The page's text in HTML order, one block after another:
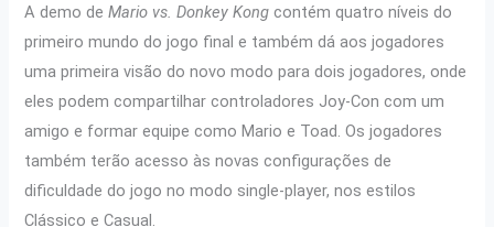
A demo deMario vs. Donkey Kong contém quatro níveis do
primeiro mundo do jogo final e também dá aos jogadores
uma primeira visão do novo modo para dois jogadores, onde
eles podem compartilhar controladores Joy-Con com um
amigo e formar equipe como Mario e Toad. Os jogadores
também terão acesso às novas configurações de
dificuldade do jogo no modo single-player, nos estilos
Clássico e Casual.